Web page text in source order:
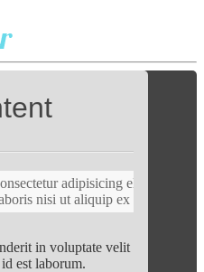
adipisicing elit, sed do
nisi ut aliquip ex ea
in voluptate velit esse
est laborum.